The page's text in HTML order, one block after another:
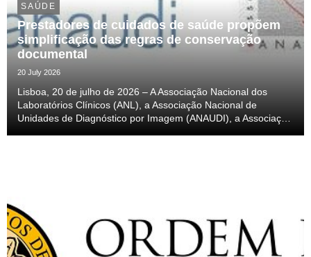
SAÚDE
Prestadores de cuidados de saúde propõem
simplificação das regras de conservação
documental
20 July 2026
Lisboa, 20 de julho de 2026 – A Associação Nacional dos
Laboratórios Clínicos (ANL), a Associação Nacional de
Unidades de Diagnóstico por Imagem (ANAUDI), a Associação